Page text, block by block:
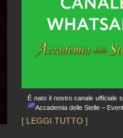
È nato il nostro canale ufficiale
Accademia delle Stelle –
[ LEGGI TUTTO ]